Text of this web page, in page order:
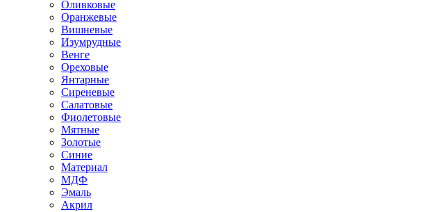
Оливковые
Оранжевые
Вишневые
Изумрудные
Венге
Ореховые
Янтарные
Сиреневые
Салатовые
Фиолетовые
Мятные
Золотые
Синие
Материал
МДФ
Эмаль
Акрил